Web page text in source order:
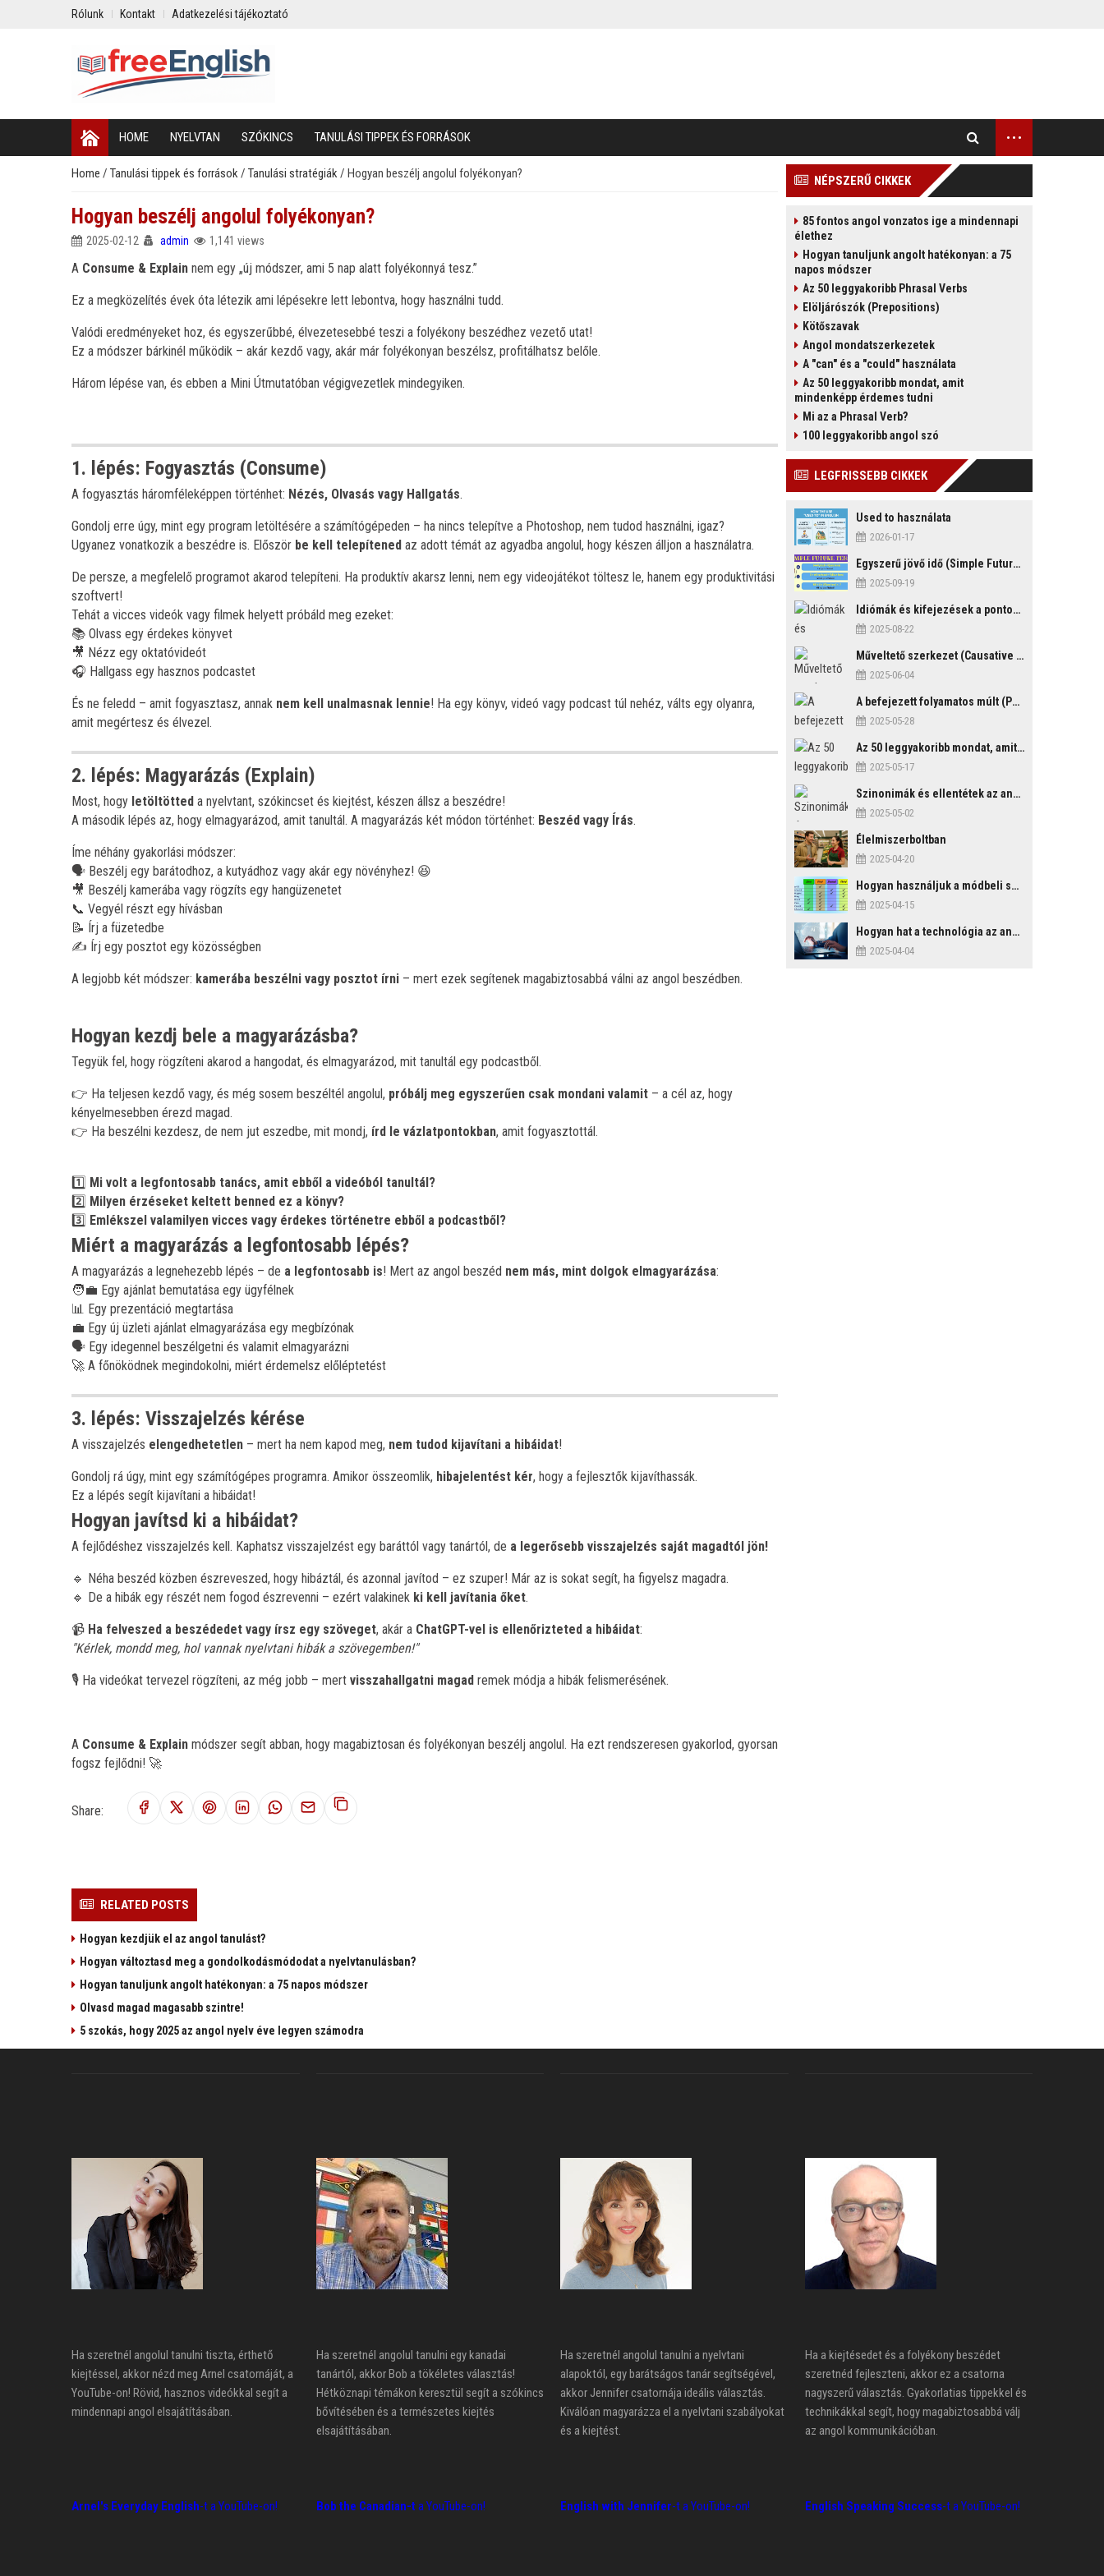
Rólunk Kontakt Adatkezelési tájékoztató
HOME NYELVTAN SZÓKINCS TANULÁSI TIPPEK ÉS FORRÁSOK ...
Home / Tanulási tippek és források/ Tanulási stratégiák/ Hogyan beszélj angolul folyékonyan?
Hogyan beszélj angolul folyékonyan?
2025-02-12 admin 1,141 views
A Consume & Explain nem egy „új módszer, ami 5 nap alatt folyékonnyá tesz.”
Ez a megközelítés évek óta létezik ami lépésekre lett lebontva, hogy használni tudd.
Valódi eredményeket hoz, és egyszerűbbé, élvezetesebbé teszi a folyékony beszédhez vezető utat!
Ez a módszer bárkinél működik – akár kezdő vagy, akár már folyékonyan beszélsz, profitálhatsz belőle.
Három lépése van, és ebben a Mini Útmutatóban végigvezetlek mindegyiken.
1. lépés: Fogyasztás (Consume)
A fogyasztás háromféleképpen történhet: Nézés, Olvasás vagy Hallgatás.
Gondolj erre úgy, mint egy program letöltésére a számítógépeden – ha nincs telepítve a Photoshop, nem tudod használni, igaz?
Ugyanez vonatkozik a beszédre is. Először be kell telepítened az adott témát az agyadba angolul, hogy készen álljon a használatra.
De persze, a megfelelő programot akarod telepíteni. Ha produktív akarsz lenni, nem egy videojátékot töltesz le, hanem egy produktivitási
szoftvert!
Tehát a vicces videók vagy filmek helyett próbáld meg ezeket:
📚 Olvass egy érdekes könyvet
🎥 Nézz egy oktatóvideót
🎧 Hallgass egy hasznos podcastet
És ne feledd – amit fogyasztasz, annak nem kell unalmasnak lennie! Ha egy könyv, videó vagy podcast túl nehéz, válts egy olyanra,
amit megértesz és élvezel.
2. lépés: Magyarázás (Explain)
Most, hogy letöltötted a nyelvtant, szókincset és kiejtést, készen állsz a beszédre!
A második lépés az, hogy elmagyarázod, amit tanultál. A magyarázás két módon történhet: Beszéd vagy Írás.
Íme néhány gyakorlási módszer:
🗣️ Beszélj egy barátodhoz, a kutyádhoz vagy akár egy növényhez! 😆
🎥 Beszélj kamerába vagy rögzíts egy hangüzenetet
📞 Vegyél részt egy hívásban
📝 Írj a füzetedbe
✍️ Írj egy posztot egy közösségben
A legjobb két módszer: kamerába beszélni vagy posztot írni – mert ezek segítenek magabiztosabbá válni az angol beszédben.
Hogyan kezdj bele a magyarázásba?
Tegyük fel, hogy rögzíteni akarod a hangodat, és elmagyarázod, mit tanultál egy podcastből.
👉 Ha teljesen kezdő vagy, és még sosem beszéltél angolul, próbálj meg egyszerűen csak mondani valamit – a cél az, hogy
kényelmesebben érezd magad.
👉 Ha beszélni kezdesz, de nem jut eszedbe, mit mondj, írd le vázlatpontokban, amit fogyasztottál.
1️⃣ Mi volt a legfontosabb tanács, amit ebből a videóból tanultál?
2️⃣ Milyen érzéseket keltett benned ez a könyv?
3️⃣ Emlékszel valamilyen vicces vagy érdekes történetre ebből a podcastből?
Miért a magyarázás a legfontosabb lépés?
A magyarázás a legnehezebb lépés – de a legfontosabb is! Mert az angol beszéd nem más, mint dolgok elmagyarázása:
🧑‍💼 Egy ajánlat bemutatása egy ügyfélnek
📊 Egy prezentáció megtartása
💼 Egy új üzleti ajánlat elmagyarázása egy megbízónak
🗣️ Egy idegennel beszélgetni és valamit elmagyarázni
🚀 A főnöködnek megindokolni, miért érdemelsz előléptetést
3. lépés: Visszajelzés kérése
A visszajelzés elengedhetetlen – mert ha nem kapod meg, nem tudod kijavítani a hibáidat!
Gondolj rá úgy, mint egy számítógépes programra. Amikor összeomlik, hibajelentést kér, hogy a fejlesztők kijavíthassák.
Ez a lépés segít kijavítani a hibáidat!
Hogyan javítsd ki a hibáidat?
A fejlődéshez visszajelzés kell. Kaphatsz visszajelzést egy baráttól vagy tanártól, de a legerősebb visszajelzés saját magadtól jön!
🔹 Néha beszéd közben észreveszed, hogy hibáztál, és azonnal javítod – ez szuper! Már az is sokat segít, ha figyelsz magadra.
🔹 De a hibák egy részét nem fogod észrevenni – ezért valakinek ki kell javítania őket.
📹 Ha felveszed a beszédedet vagy írsz egy szöveget, akár a ChatGPT-vel is ellenőrizteted a hibáidat:
"Kérlek, mondd meg, hol vannak nyelvtani hibák a szövegemben!"
🎙️ Ha videókat tervezel rögzíteni, az még jobb – mert visszahallgatni magad remek módja a hibák felismerésének.
A Consume & Explain módszer segít abban, hogy magabiztosan és folyékonyan beszélj angolul. Ha ezt rendszeresen gyakorlod, gyorsan
fogsz fejlődni! 🚀
Share:
RELATED POSTS
Hogyan kezdjük el az angol tanulást?
Hogyan változtasd meg a gondolkodásmódodat a nyelvtanulásban?
Hogyan tanuljunk angolt hatékonyan: a 75 napos módszer
Olvasd magad magasabb szintre!
5 szokás, hogy 2025 az angol nyelv éve legyen számodra
NÉPSZERŰ CIKKEK
85 fontos angol vonzatos ige a mindennapi
élethez
Hogyan tanuljunk angolt hatékonyan: a 75
napos módszer
Az 50 leggyakoribb Phrasal Verbs
Elöljárószók (Prepositions)
Kötőszavak
Angol mondatszerkezetek
A "can" és a "could" használata
Az 50 leggyakoribb mondat, amit
mindenképp érdemes tudni
Mi az a Phrasal Verb?
100 leggyakoribb angol szó
LEGFRISSEBB CIKKEK
Used to használata
2026-01-17
Egyszerű jövő idő (Simple Future Tense)
2025-09-19
Idiómák és kifejezések a pontosság és késés témakörében
2025-08-22
Műveltető szerkezet (Causative Mood)
2025-06-04
A befejezett folyamatos múlt (Past Perfect Continuous Tense)
2025-05-28
Az 50 leggyakoribb mondat, amit mindenképp érdemes tudni
2025-05-17
Szinonimák és ellentétek az angol nyelvben
2025-05-02
Élelmiszerboltban
2025-04-20
Hogyan használjuk a módbeli segédigéket a feltételes mondatszerkezetekben?
2025-04-15
Hogyan hat a technológia az angol tanulási folyamatokra?
2025-04-04
Ha szeretnél angolul tanulni tiszta, érthető
kiejtéssel, akkor nézd meg Arnel csatornáját, a
YouTube-on! Rövid, hasznos videókkal segít a
mindennapi angol elsajátításában.
Arnel's Everyday English-t a YouTube-on!
Ha szeretnél angolul tanulni egy kanadai
tanártól, akkor Bob a tökéletes választás!
Hétköznapi témákon keresztül segít a szókincs
bővítésében és a természetes kiejtés
elsajátításában.
Bob the Canadian-t a YouTube-on!
Ha szeretnél angolul tanulni a nyelvtani
alapoktól, egy barátságos tanár segítségével,
akkor Jennifer csatornája ideális választás.
Kiválóan magyarázza el a nyelvtani szabályokat
és a kiejtést.
English with Jennifer-t a YouTube-on!
Ha a kiejtésedet és a folyékony beszédet
szeretnéd fejleszteni, akkor ez a csatorna
nagyszerű választás. Gyakorlatias tippekkel és
technikákkal segít, hogy magabiztosabbá válj
az angol kommunikációban.
English Speaking Success-t a YouTube-on!